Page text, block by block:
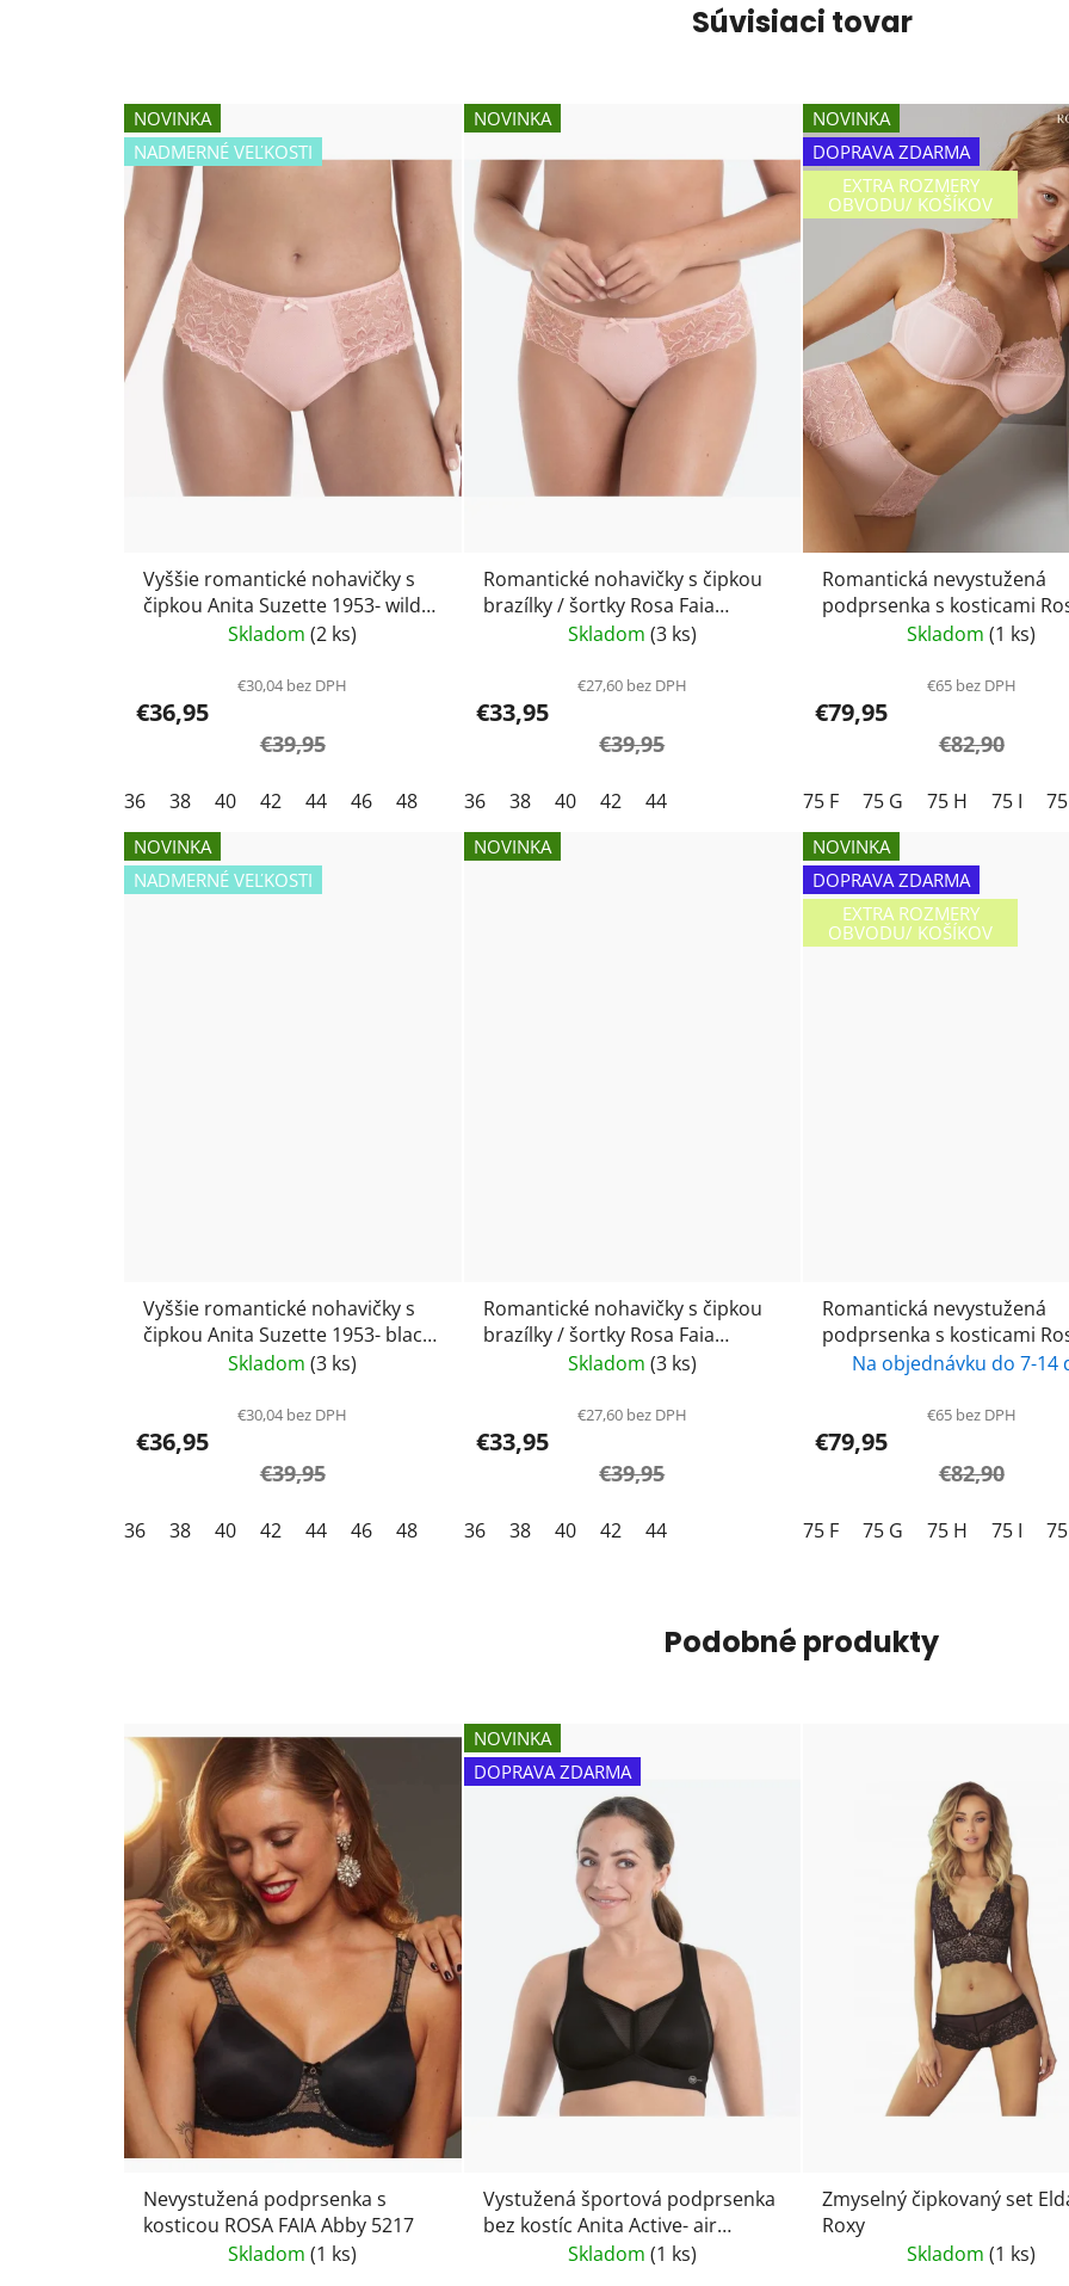
Súvisiaci tovar
NOVINKA
NADMERNÉ VEĽKOSTI
Vyššie romantické nohavičky s
čipkou Anita Suzette 1953- wild
Skladom(2 ks)
€30,04 bez DPH
€36,95
€39,95
36 38 40 42 44 46 48
NOVINKA
Romantické nohavičky s čipkou
brazílky / šortky Rosa Faia
Suzette 1952- wild rose
Skladom (3 ks)
€27,60 bez DPH
€33,95
€39,95
36 38 40 42 44
NOVINKA
DOPRAVA ZDARMA
EXTRA ROZMERY
OBVODU/ KOŠÍKOV
Romantická nevystužená
podprsenka s kosticami Rosa
Faia-Suzette 5253- wild rose
Skladom(1 ks)
€65 bez DPH
€79,95
€82,90
75 F 75 G 75 H 75 I 75
NOVINKA
NADMERNÉ VEĽKOSTI
Vyššie romantické nohavičky s
čipkou Anita Suzette 1953- black
Skladom(3 ks)
€30,04 bez DPH
€36,95
€39,95
36 38 40 42 44 46 48
NOVINKA
Romantické nohavičky s čipkou
brazílky / šortky Rosa Faia
Suzette 1952- black / čierna
Skladom (3 ks)
€27,60 bez DPH
€33,95
€39,95
36 38 40 42 44
NOVINKA
DOPRAVA ZDARMA
EXTRA ROZMERY
OBVODU/ KOŠÍKOV
Romantická nevystužená
podprsenka s kosticami Rosa
Faia-Suzette 5253- black /
Na objednávku do 7-14
€65 bez DPH
€79,95
€82,90
75 F 75 G 75 H 75 I 75
Podobné produkty
Nevystužená podprsenka s
kosticou ROSA FAIA Abby 5217
Skladom(1 ks)
NOVINKA
DOPRAVA ZDARMA
Vystužená športová podprsenka
bez kostíc Anita Active- air
control X 5543 čierna
Skladom (1 ks)
Zmyselný čipkovaný set
Roxy
Skladom(1 ks)